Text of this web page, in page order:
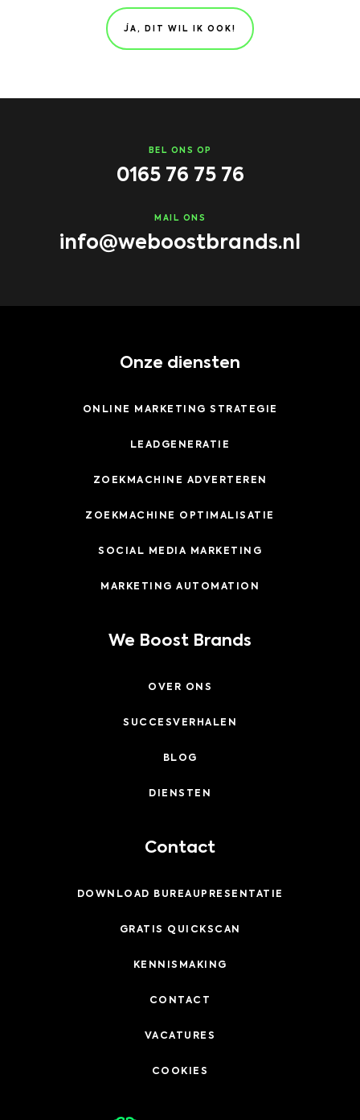
JA, DIT WIL IK OOK!
BEL ONS OP
0165 76 75 76
MAIL ONS
info@weboostbrands.nl
Onze diensten
ONLINE MARKETING STRATEGIE
LEADGENERATIE
ZOEKMACHINE ADVERTEREN
ZOEKMACHINE OPTIMALISATIE
SOCIAL MEDIA MARKETING
MARKETING AUTOMATION
We Boost Brands
OVER ONS
SUCCESVERHALEN
BLOG
DIENSTEN
Contact
DOWNLOAD BUREAUPRESENTATIE
GRATIS QUICKSCAN
KENNISMAKING
CONTACT
VACATURES
COOKIES